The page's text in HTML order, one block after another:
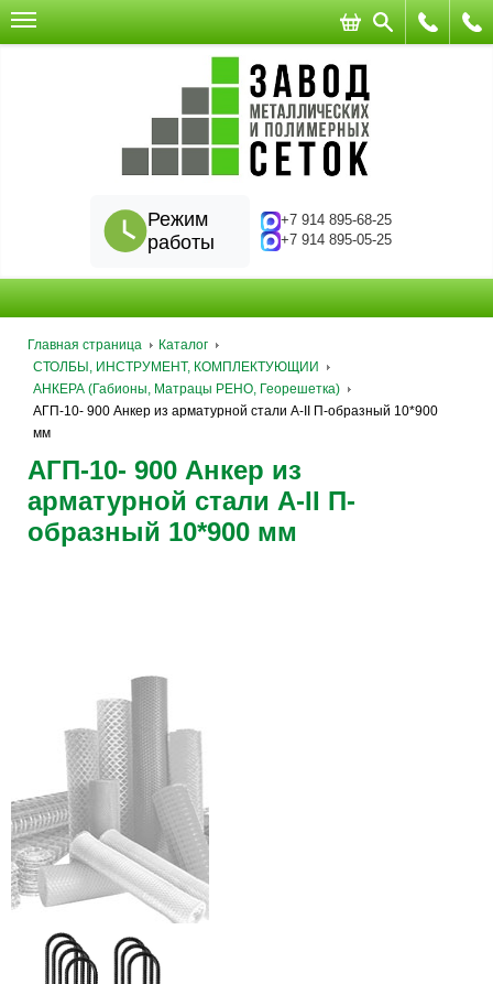
+7 914 895-68-25
+7 914 895-05-25
Режим
работы
Главная страница
Каталог
СТОЛБЫ, ИНСТРУМЕНТ, КОМПЛЕКТУЮЩИИ
АНКЕРА (Габионы, Матрацы РЕНО, Георешетка)
АГП-10- 900 Анкер из арматурной стали А-II П-образный 10*900
мм
АГП-10- 900 Анкер из
арматурной стали А-II П-
образный 10*900 мм